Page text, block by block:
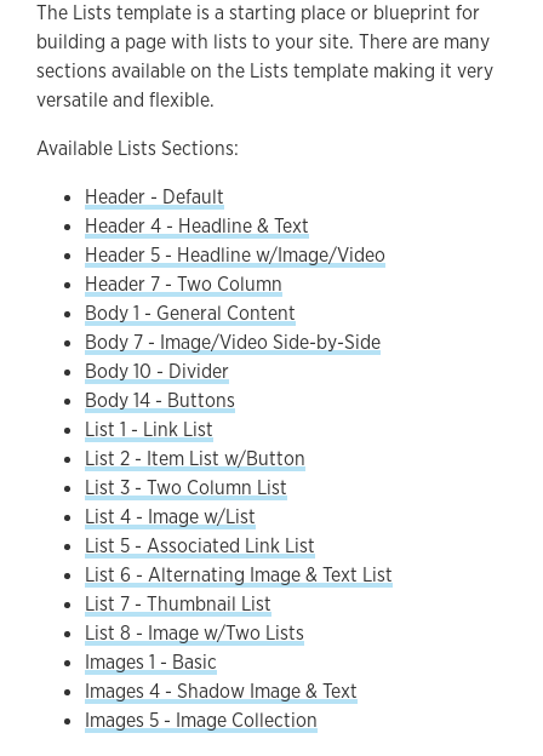
The Lists template is a starting place or blueprint for
building a page with lists to your site. There are many
sections available on the Lists template making it very
versatile and flexible.
Available Lists Sections:
Header - Default
Header 4 - Headline & Text
Header 5 - Headline w/Image/Video
Header 7 - Two Column
Body 1 - General Content
Body 7 - Image/Video Side-by-Side
Body 10 - Divider
Body 14 - Buttons
List 1 - Link List
List 2 - Item List w/Button
List 3 - Two Column List
List 4 - Image w/List
List 5 - Associated Link List
List 6 - Alternating Image & Text List
List 7 - Thumbnail List
List 8 - Image w/Two Lists
Images 1 - Basic
Images 4 - Shadow Image & Text
Images 5 - Image Collection